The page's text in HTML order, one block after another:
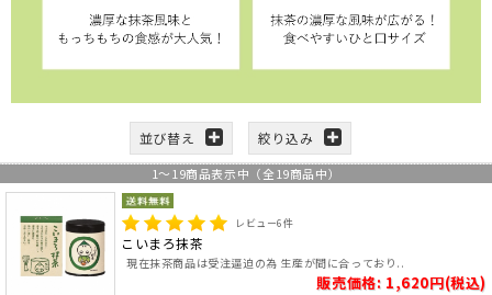
並び替え 絞り込み
1～ 19商品表示中（全 19商品中）
レビュー6件
こいまろ抹茶
現在抹茶商品は受注逼迫の為 生産が間に合っており..
販売価格: 1,620円(税込)